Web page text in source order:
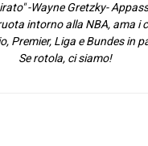
-Wayne Gretzky-
intorno alla NBA, ama i
Premier, Liga e Bundes in
Se rotola, ci siamo!